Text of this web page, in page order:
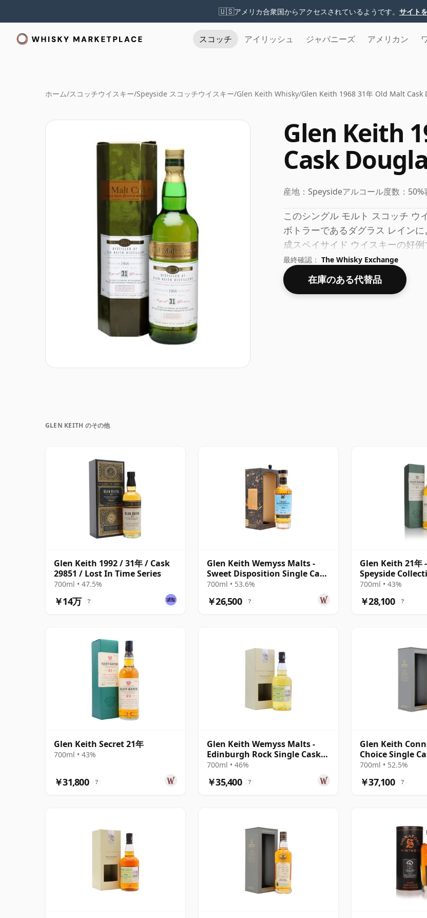
🇺🇸アメリカ合衆国からアクセスされているようです。 サイト
スコッチ アイリッシュ ジャパニーズ アメリカン
ホーム/スコッチウイスキー/Speyside スコッチウイスキー/Glen Keith Whisky/Glen Keith 1968 31年 Old Malt Cask
Glen Keith
Cask
産地： Speysideアルコール度数： 50%
このシングル モルト スコッチ ウ
ボトラーであるダグラス レイン
成スペイサイド ウイスキーの好
のウイスキーは、70clのボトルに
最終確認： The Whisky Exchange
在庫のある代替品
GLEN KEITH のその他
Glen Keith 1992 / 31年 / Cask
29851 / Lost In Time Series
700ml • 47.5%
￥14万 ?
Glen Keith Wemyss Malts -
Sweet Disposition Single Cask
1996 25年
700ml • 53.6%
￥26,500 ?
Glen Keith 21年
Speyside
700ml • 43%
￥28,100 ?
Glen Keith Secret 21年
700ml • 43%
￥31,800 ?
Glen Keith Wemyss Malts -
Edinburgh Rock Single Cask
1995 22年
700ml • 46%
￥35,400 ?
Glen Keith
Choice Single
22年
700ml • 52.5%
￥37,100 ?